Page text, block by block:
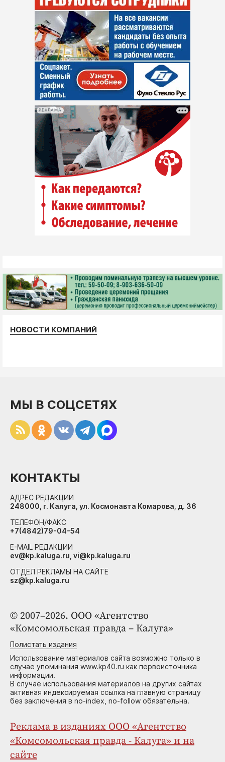
РЕКЛАМА
НОВОСТИ КОМПАНИЙ
© 2007–2026. ООО «Агентство
«Комсомольская правда – Калуга»
Полистать издания
Использование материалов сайта возможно только в
случае упоминания www.kp40.ru как первоисточника
информации.
В случае использования материалов на других сайтах
активная индексируемая ссылка на главную страницу
без заключения в no-index, no-follow обязательна.
Реклама в изданиях ООО «Агентство
«Комсомольская правда - Калуга» и на
сайте
МЫ В СОЦСЕТЯХ
КОНТАКТЫ
АДРЕС РЕДАКЦИИ
248000, г. Калуга, ул. Космонавта Комарова, д. 36
ТЕЛЕФОН/ФАКС
+7(4842)79-04-54
E-MAIL РЕДАКЦИИ
ev@kp.kaluga.ru, vi@kp.kaluga.ru
ОТДЕЛ РЕКЛАМЫ НА САЙТЕ
sz@kp.kaluga.ru